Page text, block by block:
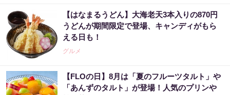
【はなまるうどん】大海老天3本入りの870円
うどんが期間限定で登場、キャンディがもら
える日も！
グルメ
【FLOの日】8月は「夏のフルーツタルト」や
「あんずのタルト」が登場！人気のプリンや